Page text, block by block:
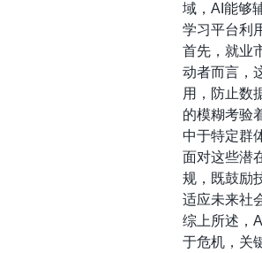
域，AI能够
学习平台利
首先，就业
动者而言，
用，防止数
的模糊考验
中于特定群
面对这些潜
规，既鼓励
适应未来社
综上所述，
于危机，关